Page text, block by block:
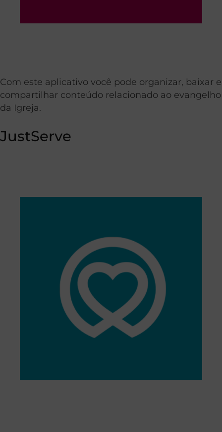
Com este aplicativo você pode organizar, baixar e
compartilhar conteúdo relacionado ao evangelho
da Igreja.
JustServe